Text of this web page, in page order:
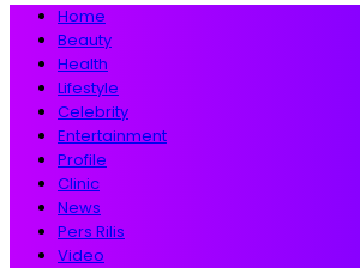
Home
Beauty
Health
Lifestyle
Celebrity
Entertainment
Profile
Clinic
News
Pers Rilis
Video